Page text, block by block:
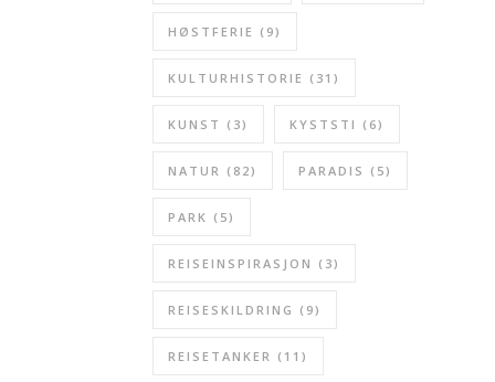
HØSTFERIE (9)
KULTURHISTORIE (31)
KUNST (3) KYSTSTI (6)
NATUR (82) PARADIS (5)
PARK (5)
REISEINSPIRASJON (3)
REISESKILDRING (9)
REISETANKER (11)